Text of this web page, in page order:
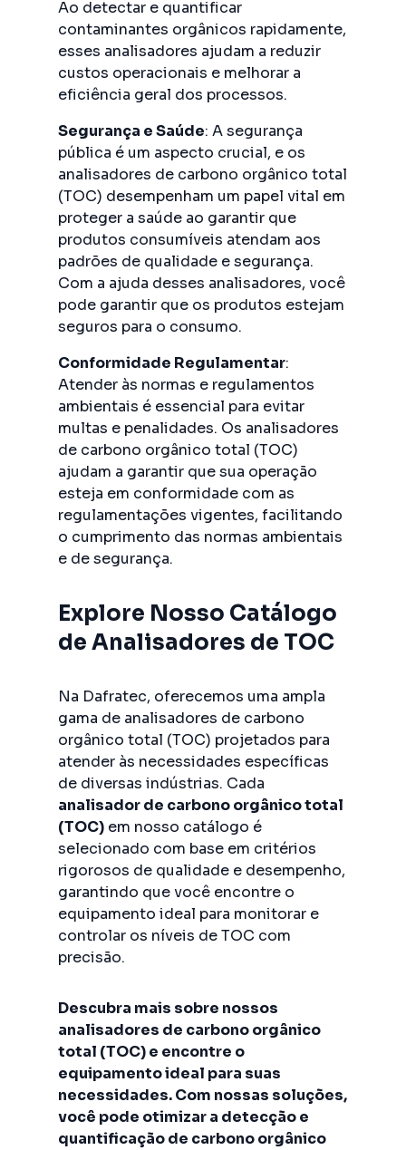
Ao detectar e quantificar
contaminantes orgânicos rapidamente,
esses analisadores ajudam a reduzir
custos operacionais e melhorar a
eficiência geral dos processos.
Segurança e Saúde: A segurança
pública é um aspecto crucial, e os
analisadores de carbono orgânico total
(TOC) desempenham um papel vital em
proteger a saúde ao garantir que
produtos consumíveis atendam aos
padrões de qualidade e segurança.
Com a ajuda desses analisadores, você
pode garantir que os produtos estejam
seguros para o consumo.
Conformidade Regulamentar:
Atender às normas e regulamentos
ambientais é essencial para evitar
multas e penalidades. Os analisadores
de carbono orgânico total (TOC)
ajudam a garantir que sua operação
esteja em conformidade com as
regulamentações vigentes, facilitando
o cumprimento das normas ambientais
e de segurança.
Explore Nosso Catálogo
de Analisadores de TOC
Na Dafratec, oferecemos uma ampla
gama de analisadores de carbono
orgânico total (TOC) projetados para
atender às necessidades específicas
de diversas indústrias. Cada
analisador de carbono orgânico total
(TOC) em nosso catálogo é
selecionado com base em critérios
rigorosos de qualidade e desempenho,
garantindo que você encontre o
equipamento ideal para monitorar e
controlar os níveis de TOC com
precisão.
Descubra mais sobre nossos
analisadores de carbono orgânico
total (TOC) e encontre o
equipamento ideal para suas
necessidades. Com nossas soluções,
você pode otimizar a detecção e
quantificação de carbono orgânico